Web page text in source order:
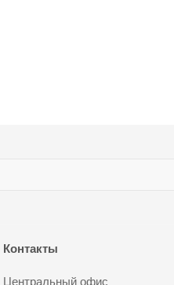
Контакты
Центральный офис